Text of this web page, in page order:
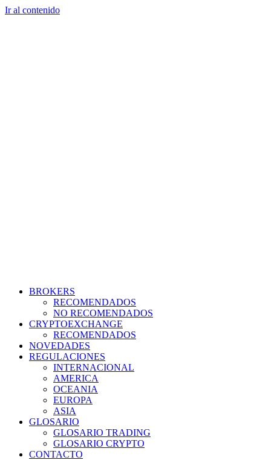
Ir al contenido
BROKERS
RECOMENDADOS
NO RECOMENDADOS
CRYPTOEXCHANGE
RECOMENDADOS
NOVEDADES
REGULACIONES
INTERNACIONAL
AMERICA
OCEANIA
EUROPA
ASIA
GLOSARIO
GLOSARIO TRADING
GLOSARIO CRYPTO
CONTACTO